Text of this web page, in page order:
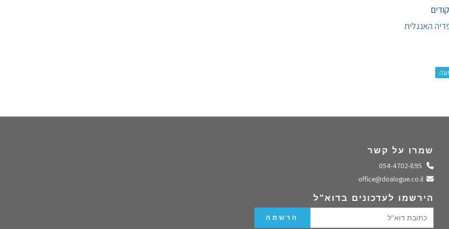
האנגלית
שמרו על קשר
התקשרו אלינו
שלחו מייל
הירשמו לעדכונים בדוא"ל